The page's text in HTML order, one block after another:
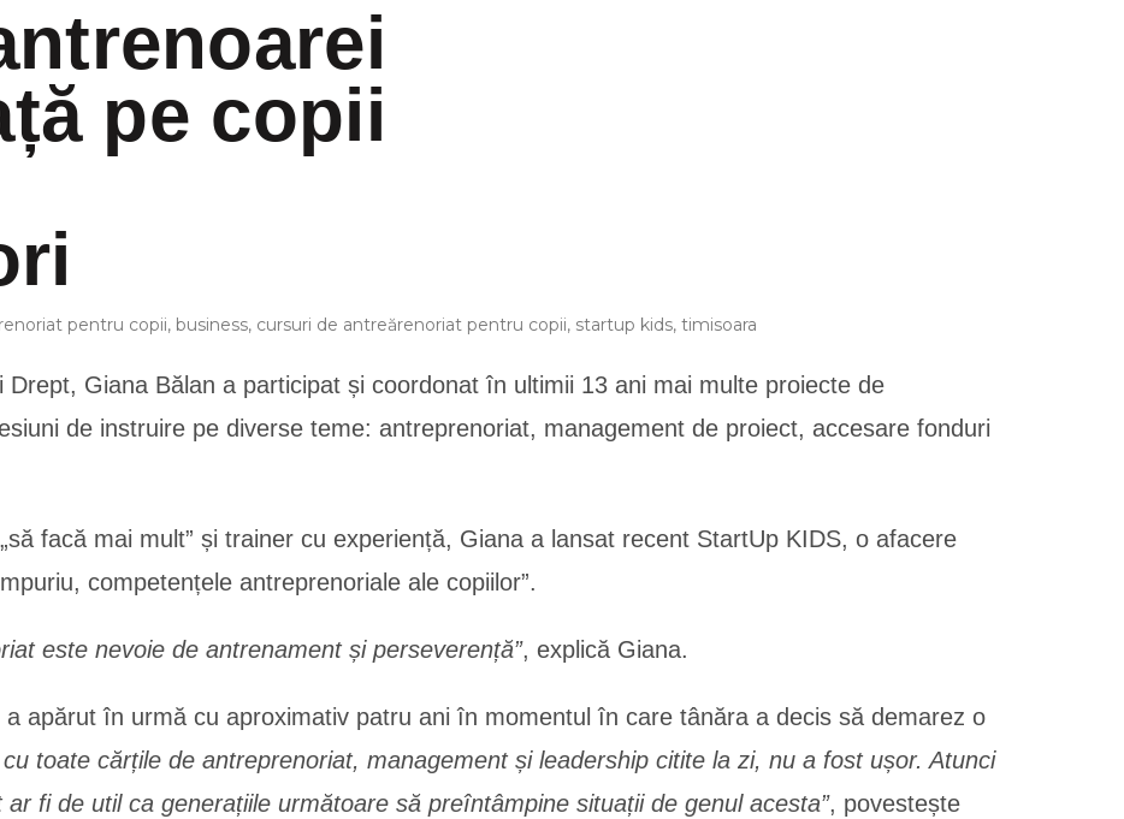
pe copii
pentru copii, business, cursuri de antreărenoriat pentru copii, startup kids, timisoara
Giana Bălan a participat și coordonat în ultimii 13 ani mai multe proiecte de
de instruire pe diverse teme: antreprenoriat, management de proiect, accesare fonduri
facă mai mult” și trainer cu experiență, Giana a lansat recent StartUp KIDS, o afacere
competențele antreprenoriale ale copiilor”.
este nevoie de antrenament și perseverență”, explică Giana.
apărut în urmă cu aproximativ patru ani în momentul în care tânăra a decis să demarez o
cu toate cărțile de antreprenoriat, management și leadership citite la zi, nu a fost ușor. Atunci
fi de util ca generațiile următoare să preîntâmpine situații de genul acesta”, povestește